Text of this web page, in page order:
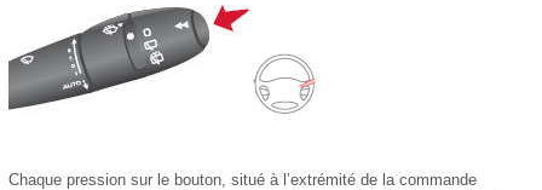
Chaque pression sur le bouton, situé à l’extrémité de la commande